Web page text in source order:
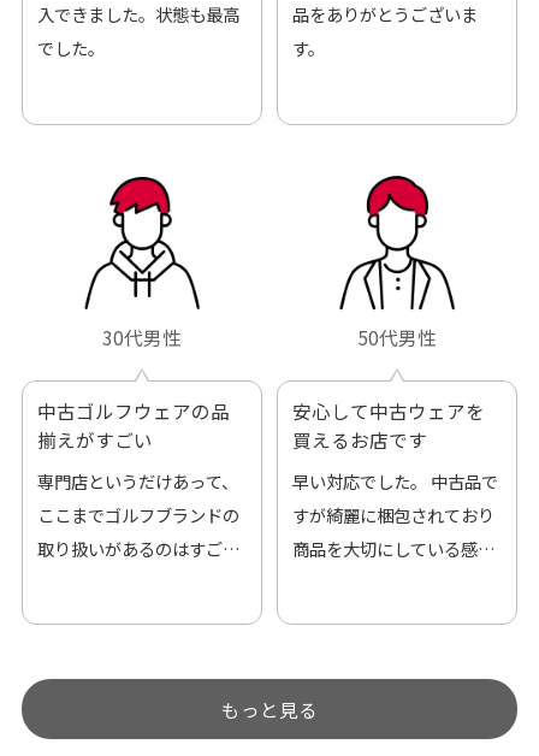
入できました。状態も最高
でした。
品をありがとうございま
す。
30代男性
中古ゴルフウェアの品
揃えがすごい
専門店というだけあって、
ここまでゴルフブランドの
取り扱いがあるのはすご
す。
50代男性
安心して中古ウェアを
買えるお店です
早い対応でした。 中古品で
すが綺麗に梱包されており
商品を大切にしている感が
うぐらい目立つことなく綺
麗な商品でお安く購入でき
もっと見る